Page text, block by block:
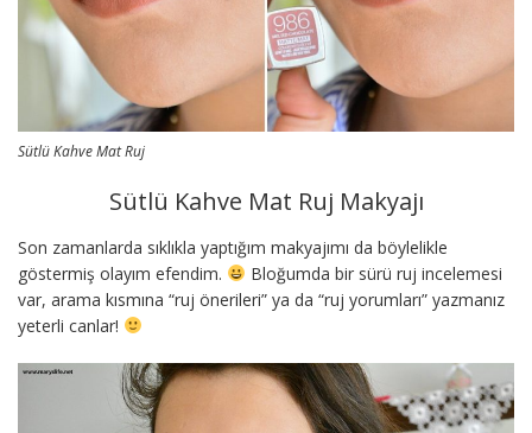
Sütlü Kahve Mat Ruj
Sütlü Kahve Mat Ruj Makyajı
Son zamanlarda sıklıkla yaptığım makyajımı da böylelikle
göstermiş olayım efendim.
Bloğumda bir sürü ruj incelemesi
var, arama kısmına “ruj önerileri” ya da “ruj yorumları” yazmanız
yeterli canlar!